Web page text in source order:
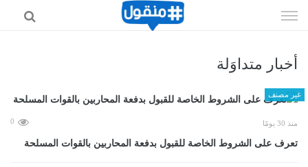
الى
أخبار متداوَلة
غير مصنف
منذ 30 يومًا 0
تعرف على الشروط الخاصة للقبول بدفعة المحاربين بالقوات المسلحة